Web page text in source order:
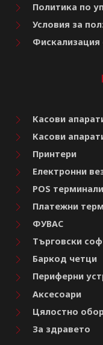
Политика по
Условия за
Фискализация
Касови
Касови
Принтери
Електронни
POS терминали
Платежни
ФУВАС
Търговски
Баркод четци
Периферни
Аксесоари
Цялостно
За здравето